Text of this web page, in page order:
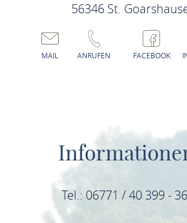
56346 St.
MAIL ANRUFEN FACEBOOK
Tel.: 06771 / 40 399 - 36